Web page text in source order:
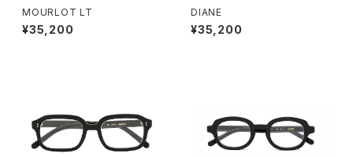
MOURLOT LT
¥35,200
DIANE
¥35,200